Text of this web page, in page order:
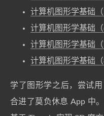
计算机图形学基础
计算机图形学基础
计算机图形学基础
计算机图形学基础
学了图形学之后，尝试
合进了莫负休息 App 中